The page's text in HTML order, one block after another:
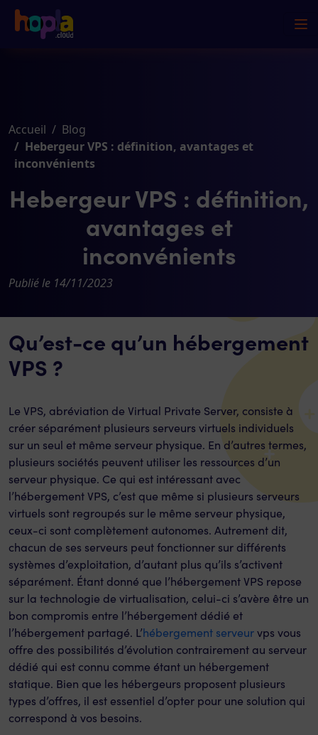
Accueil
Blog
Hebergeur VPS : définition, avantages et
inconvénients
Hebergeur VPS : définition,
avantages et
inconvénients
Publié le 14/11/2023
Qu’est-ce qu’un hébergement
VPS ?
Le VPS, abréviation de Virtual Private Server, consiste à
créer séparément plusieurs serveurs virtuels individuels
sur un seul et même serveur physique. En d’autres termes,
plusieurs sociétés peuvent utiliser les ressources d’un
serveur physique. Ce qui est intéressant avec
l’hébergement VPS, c’est que même si plusieurs serveurs
virtuels sont regroupés sur le même serveur physique,
ceux-ci sont complètement autonomes. Autrement dit,
chacun de ses serveurs peut fonctionner sur différents
systèmes d’exploitation, d’autant plus qu’ils s’activent
séparément. Étant donné que l’hébergement VPS repose
sur la technologie de virtualisation, celui-ci s’avère être un
bon compromis entre l’hébergement dédié et
l’hébergement partagé. L’hébergement serveurvps vous
offre des possibilités d’évolution contrairement au serveur
dédié qui est connu comme étant un hébergement
statique. Bien que les hébergeurs proposent plusieurs
types d’offres, il est essentiel d’opter pour une solution qui
correspond à vos besoins.